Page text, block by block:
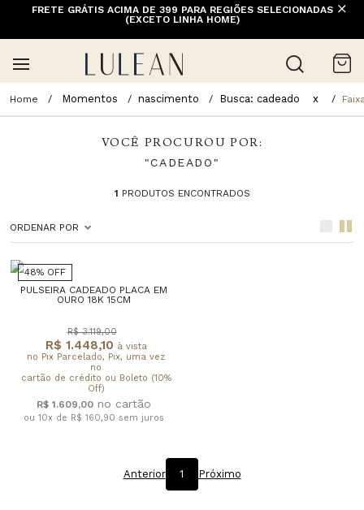
FRETE GRÁTIS ACIMA DE 399 PARA REGIÕES SELECIONADAS
(EXCETO LINHA HOME)
Momentos nascimento Busca: cadeado x
VOCÊ PROCUROU POR:
"CADEADO"
1 PRODUTOS ENCONTRADOS
ORDENAR POR
48% OFF
PULSEIRA CADEADO PLACA EM
OURO 18K 15CM
R$ 1.448,10 à vista
no Pix Parcelado, Pix, uma vez
no
cartão de crédito ou Boleto (10%
Off)
R$ 3.119,00
R$ 1.609,00
ou 10x de R$ 160,90 sem juros
Anterior 1 Próximo